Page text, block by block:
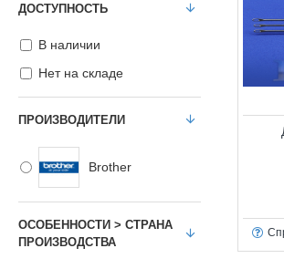
ПРОИЗВОДИТЕЛИ
Brother
ОСОБЕННОСТИ > СТРАНА
ПРОИЗВОДСТВА
ДОСТУПНОСТЬ
В наличии
Нет на складе